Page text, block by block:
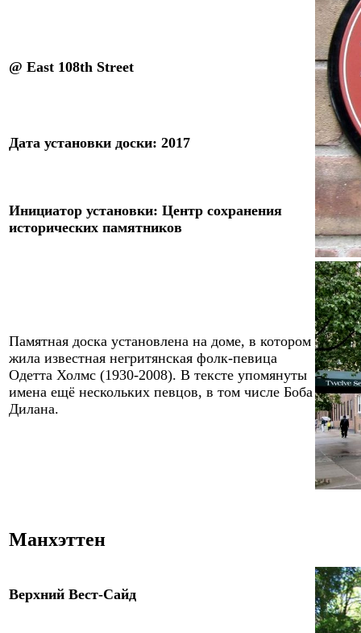
@ East 108th Street
Дата установки доски: 2017
Инициатор установки: Центр сохранения
исторических памятников
Памятная доска установлена на доме, в котором
жила известная негритянская фолк-певица
Одетта Холмс (1930-2008). В тексте упомянуты
имена ещё нескольких певцов, в том числе Боба
Дилана.
Манхэттен
Верхний Вест-Сайд